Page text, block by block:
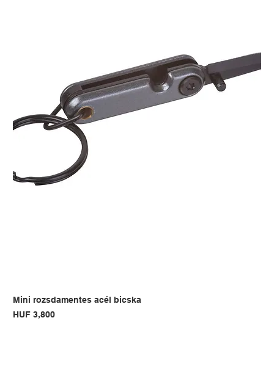
Mini rozsdamentes acél bicska
Price
HUF 3,800